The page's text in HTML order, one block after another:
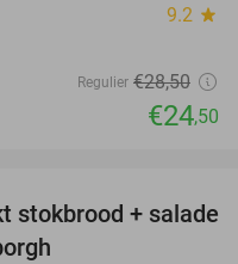
9.2 star
Regulier €28,50
€24,50
44%
stokbrood + salade